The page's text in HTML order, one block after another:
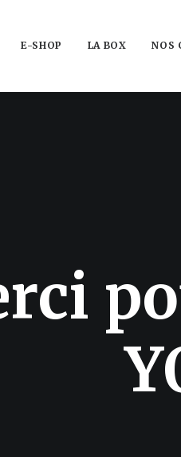
E-SHOP LA BOX NOS
rci po
Y